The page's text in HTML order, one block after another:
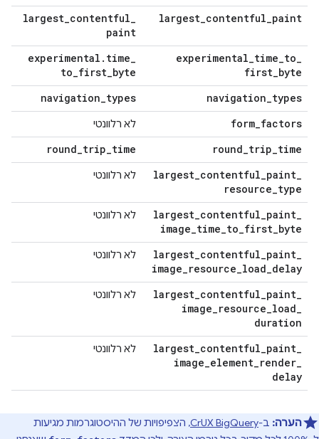
largest_contentful_paint
largest_contentful_
paint
experimental_time_to_
first_byte
experimental . time_
to_first_byte
navigation_types
navigation_types
form_factors לא רלוונטי
round_trip_time
round_trip_time
largest_contentful_paint_
resource_type
לא רלוונטי
largest_contentful_paint_
image_time_to_first_byte
לא רלוונטי
largest_contentful_paint_
image_resource_load_delay
לא רלוונטי
largest_contentful_paint_
image_resource_load_
duration
לא רלוונטי
largest_contentful_paint_
image_element_render_
delay
לא רלוונטי
הערה: ב-CrUX BigQuery, הצפיפויות של ההיסטוגרמות מגיעות